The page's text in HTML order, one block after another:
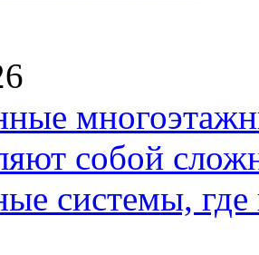
собой
системы,